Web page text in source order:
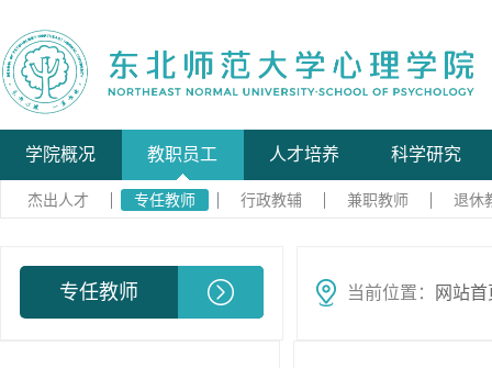
学院概况 教职员工 人才培养 科学研究
杰出人才 专任教师 行政教辅 兼职教师 退休
专任教师 当前位置： 网站首